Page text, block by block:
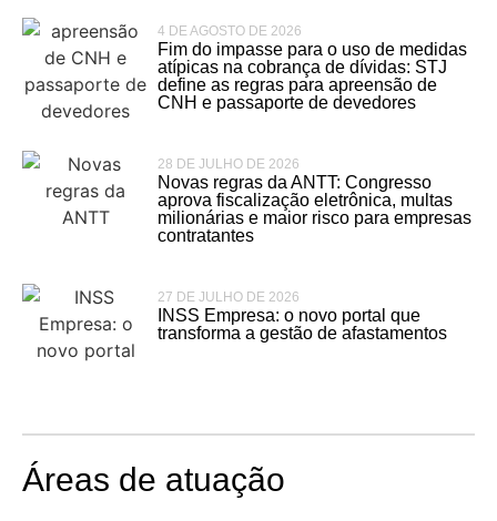
4 DE AGOSTO DE 2026
Fim do impasse para o uso de medidas
atípicas na cobrança de dívidas: STJ
define as regras para apreensão de
CNH e passaporte de devedores
28 DE JULHO DE 2026
Novas regras da ANTT: Congresso
aprova fiscalização eletrônica, multas
milionárias e maior risco para empresas
contratantes
27 DE JULHO DE 2026
INSS Empresa: o novo portal que
transforma a gestão de afastamentos
Áreas de atuação